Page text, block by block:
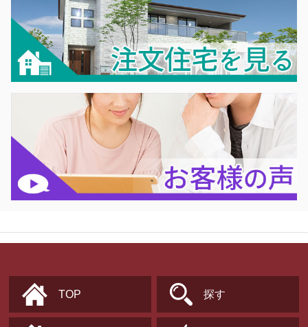
TOP 探す